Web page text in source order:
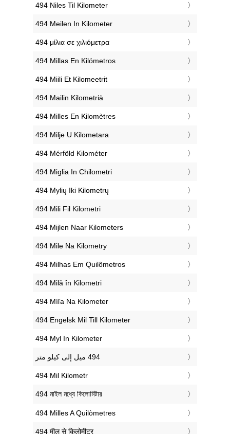
‎494 Niles Til Kilometer
‎494 Meilen In Kilometer
‎494 μίλια σε χιλιόμετρα
‎494 Millas En Kilómetros
‎494 Miili Et Kilomeetrit
‎494 Mailin Kilometriä
‎494 Milles En Kilomètres
‎494 Milje U Kilometara
‎494 Mérföld Kilométer
‎494 Miglia In Chilometri
‎494 Mylių Iki Kilometrų
‎494 Mili Fil Kilometri
‎494 Mijlen Naar Kilometers
‎494 Mile Na Kilometry
‎494 Milhas Em Quilômetros
‎494 Milă în Kilometri
‎494 Míľa Na Kilometer
‎494 Engelsk Mil Till Kilometer
‎494 Myl In Kilometer
‎494 Mil Kilometr
‎494 মাইল মধ্যে কিলোমিটার
‎494 Milles A Quilòmetres
‎494 मील से किलोमीटर